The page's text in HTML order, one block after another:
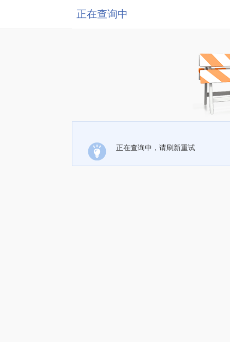
正在查询中
正在查询中，请刷新重试